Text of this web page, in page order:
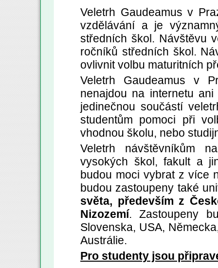
Veletrh Gaudeamus v
vzdělávání a je
středních škol. Návštěvu
ročníků středních škol.
ovlivnit volbu maturitních
Veletrh Gaudeamus v
nenajdou na internetu
jedinečnou součástí
studentům pomoci při
vhodnou školu, nebo
Veletrh návštěvníkům
vysokých škol, fakult a
budou moci vybrat z více
budou zastoupeny také
světa, především z
Nizozemí. Zastoupeny
Slovenska, USA,
Austrálie.
Pro studenty jsou